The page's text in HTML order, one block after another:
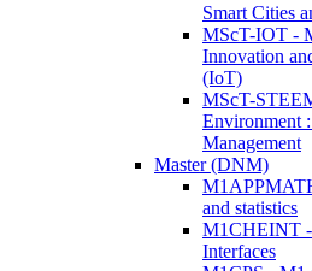
Smart Cities
MScT-IOT -
Innovation
(IoT)
MScT-
Environment
Management
Master (DNM)
and statistics
M1CHEINT -
Interfaces